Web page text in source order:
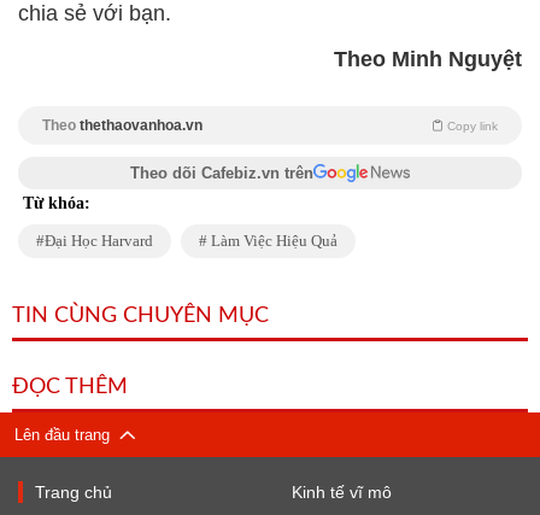
chia sẻ với bạn.
Theo Minh Nguyệt
Theo thethaovanhoa.vn Copy link
Theo dõi Cafebiz.vn trên
Từ khóa:
Đại Học Harvard Làm Việc Hiệu Quả
TIN CÙNG CHUYÊN MỤC
ĐỌC THÊM
Lên đầu trang
Trang chủ Kinh tế vĩ mô